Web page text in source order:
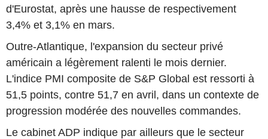
d'Eurostat, après une hausse de respectivement
3,4% et 3,1% en mars.
Outre-Atlantique, l'expansion du secteur privé
américain a légèrement ralenti le mois dernier.
L'indice PMI composite de S&P Global est ressorti à
51,5 points, contre 51,7 en avril, dans un contexte de
progression modérée des nouvelles commandes.
Le cabinet ADP indique par ailleurs que le secteur